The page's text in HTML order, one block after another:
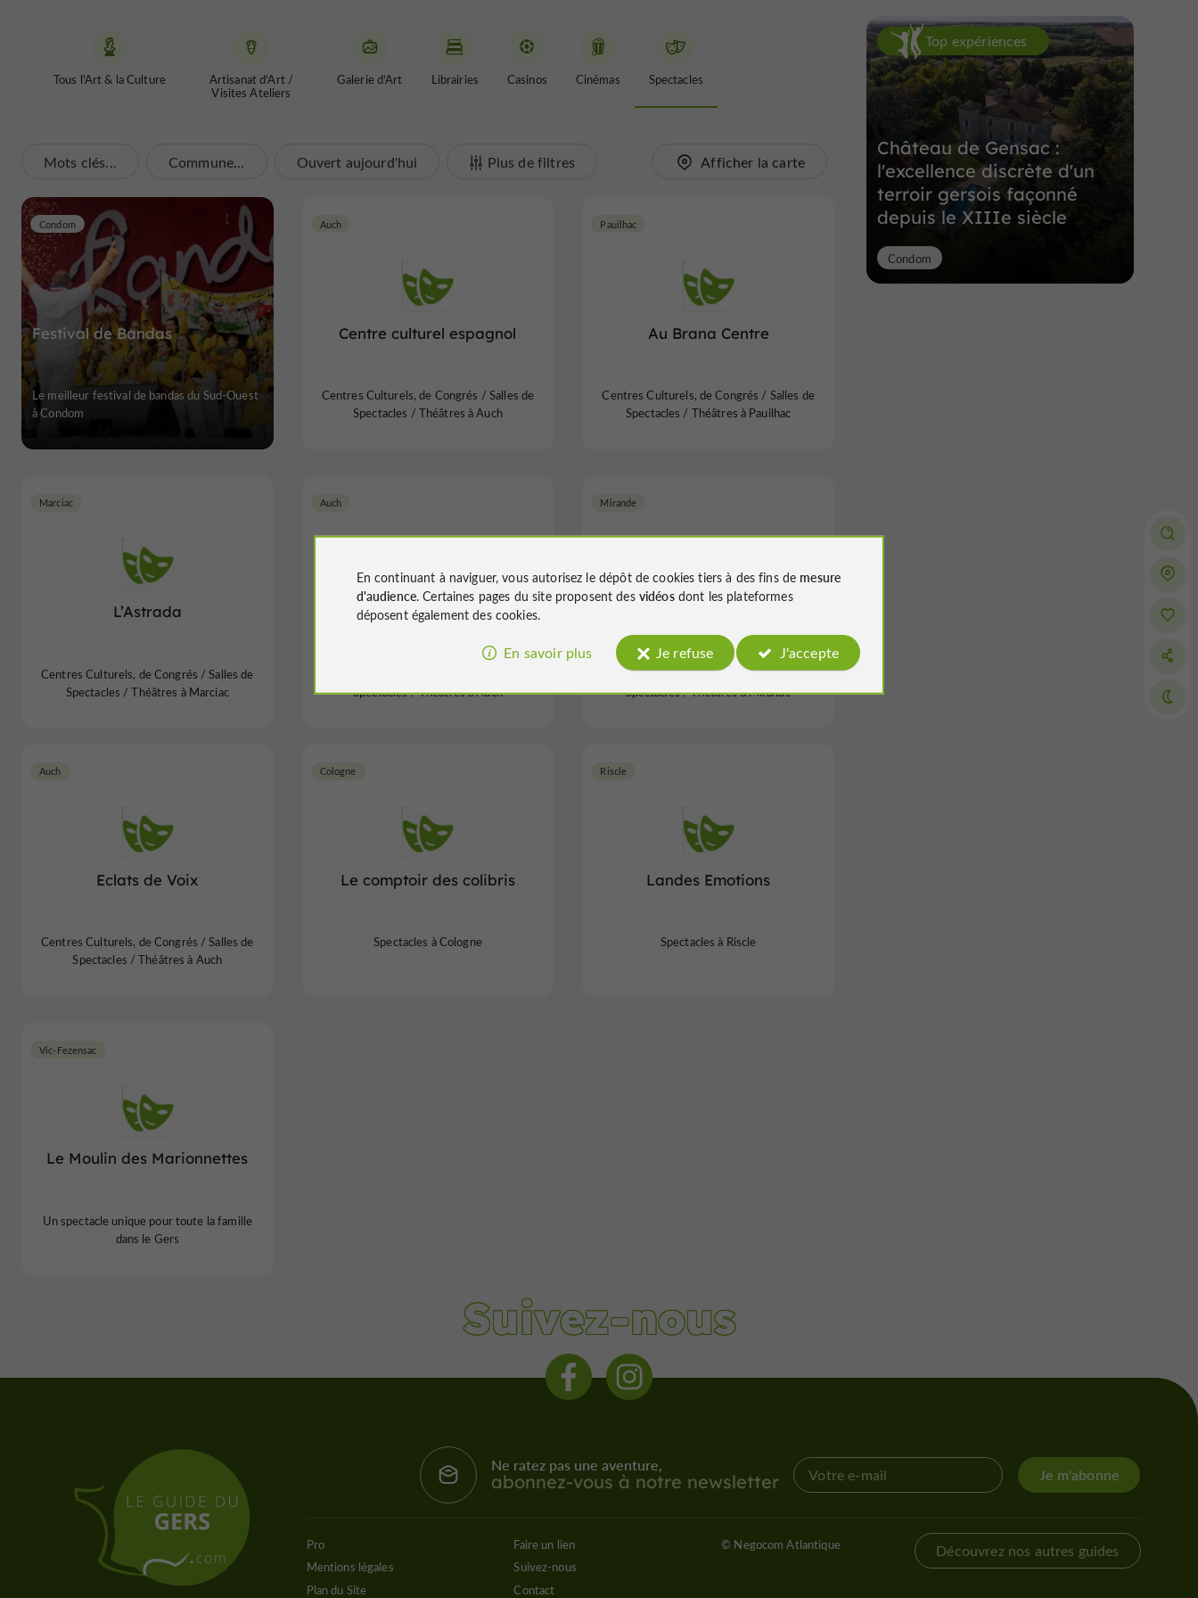
Tous l'Art & la Culture
Artisanat d'Art /
Visites Ateliers
Galerie d'Art Librairies Casinos Cinémas Spectacles
Mots clés... Commune... Ouvert aujourd'hui Plus de filtres Afficher la carte
Festival de Bandas
Condom
Le meilleur festival de bandas du Sud-Ouest
à Condom
Centre culturel espagnol
Auch
Centres Culturels, de Congrés / Salles de
Spectacles / Théâtres à Auch
Au Brana Centre
Pauilhac
Centres Culturels, de Congrés / Salles de
Spectacles / Théâtres à Pauilhac
L’Astrada
Marciac
Centres Culturels, de Congrés / Salles de
Spectacles / Théâtres à Marciac
Le Cri'art
Auch
Spectacles / Théâtres à Auch
Mirande
Centres Culturels, de Congrés / Salles de
Spectacles / Théâtres à Mirande
Eclats de Voix
Auch
Centres Culturels, de Congrés / Salles de
Spectacles / Théâtres à Auch
Le comptoir des colibris
Cologne
Spectacles à Cologne
Landes Emotions
Riscle
Spectacles à Riscle
Le Moulin des Marionnettes
Vic-Fezensac
Un spectacle unique pour toute la famille
dans le Gers
Top expériences
Château de Gensac :
l'excellence discrète d'un
terroir gersois façonné
depuis le XIIIe siècle
Condom
Suivez-nous
Ne ratez pas une aventure,
abonnez-vous à notre newsletter Je m'abonne
Pro
Mentions légales
Plan du Site
Faire un lien
Suivez-nous
Contact
© Negocom Atlantique Découvrez nos autres guides
En continuant à naviguer, vous autorisez le dépôt de cookies tiers à des fins de mesure
d'audience. Certaines pages du site proposent des vidéosdont les plateformes
déposent également des cookies.
En savoir plus Je refuse J'accepte